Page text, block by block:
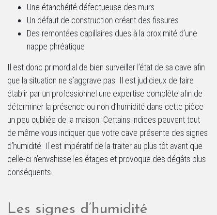
Une étanchéité défectueuse des murs
Un défaut de construction créant des fissures
Des remontées capillaires dues à la proximité d’une
nappe phréatique
Il est donc primordial de bien surveiller l’état de sa cave afin
que la situation ne s’aggrave pas. Il est judicieux de faire
établir par un professionnel une expertise complète afin de
déterminer la présence ou non d’humidité dans cette pièce
un peu oubliée de la maison. Certains indices peuvent tout
de même vous indiquer que votre cave présente des signes
d’humidité. Il est impératif de la traiter au plus tôt avant que
celle-ci n’envahisse les étages et provoque des dégâts plus
conséquents.
Les signes d’humidité